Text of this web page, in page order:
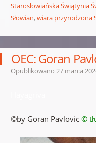
Starosłowiańska Świątynia
Słowian,wiara przyrodzona
OEC: Goran
Opublikowano 27 marca
©by Goran Pavlovic ©